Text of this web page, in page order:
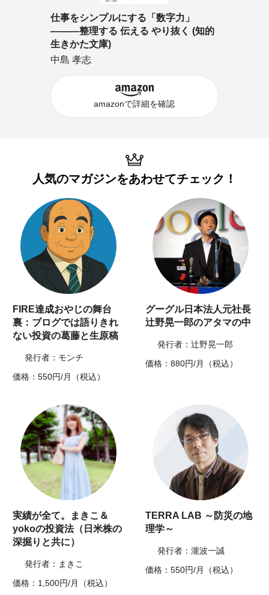
仕事をシンプルにする「数字力」
―――整理する 伝える やり抜く (知的
生きかた文庫)
中島 孝志
amazonで詳細を確認
人気のマガジンをあわせてチェック！
FIRE達成おやじの舞台
裏：ブログでは語りきれ
ない投資の葛藤と生原稿
発行者：モンチ
価格：550円/月（税込）
グーグル日本法人元社長
辻野晃一郎のアタマの中
発行者：辻野晃一郎
価格：880円/月（税込）
実績が全て。まきこ＆
yokoの投資法（日米株の
深掘りと共に）
発行者：まきこ
価格：1,500円/月（税込）
TERRA LAB ～防災の地
理学～
発行者：瀧波一誠
価格：550円/月（税込）